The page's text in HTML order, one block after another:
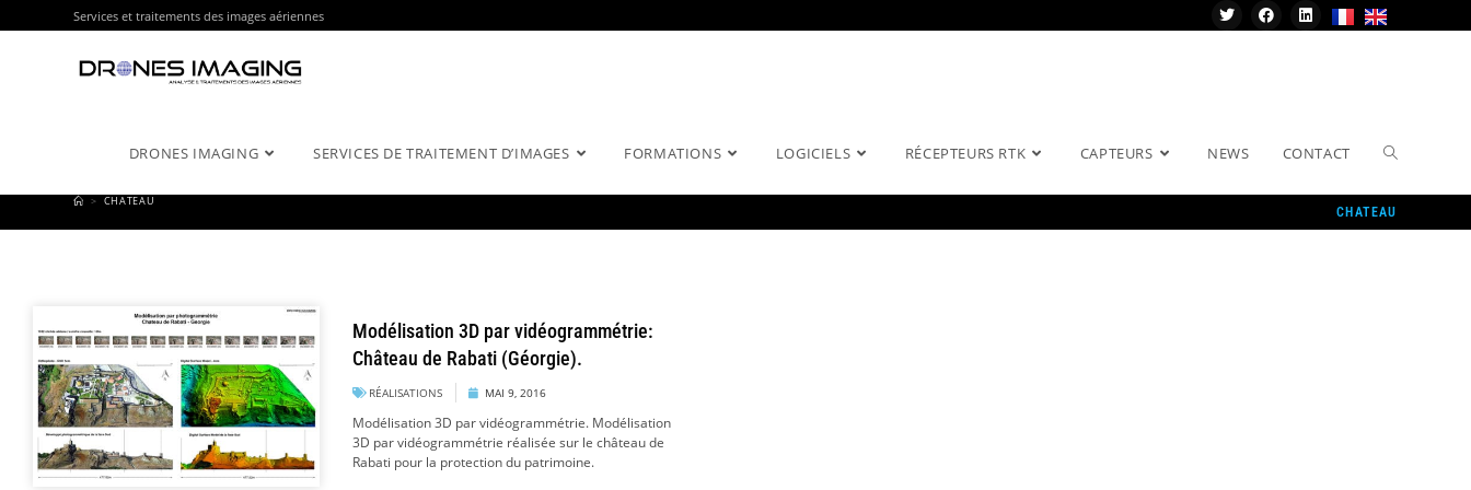
Services et traitements des images aériennes
DRONES IMAGING SERVICES DE TRAITEMENT D’IMAGES FORMATIONS LOGICIELS RÉCEPTEURS RTK CAPTEURS NEWS CONTACT
CHATEAU
> CHATEAU
Modélisation 3D par vidéogrammétrie:
Château de Rabati (Géorgie).
RÉALISATIONS MAI 9, 2016
Modélisation 3D par vidéogrammétrie. Modélisation
3D par vidéogrammétrie réalisée sur le château de
Rabati pour la protection du patrimoine.